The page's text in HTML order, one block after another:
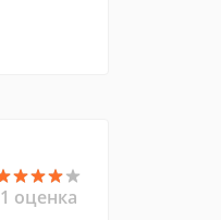
1 оценка